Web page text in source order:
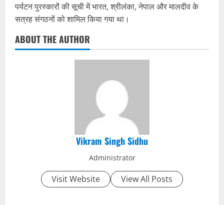
पर्यटन पुरस्कारों की सूची में भारत, श्रीलंका, नेपाल और मालदीव के
सत्रह संगठनों को शामिल किया गया था।
ABOUT THE AUTHOR
Vikram Singh Sidhu
Administrator
Visit Website View All Posts